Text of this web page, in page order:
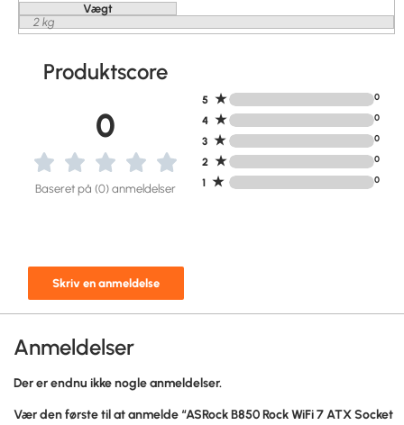
Vægt
2 kg
Produktscore
0
Baseret på (0) anmeldelser
Skriv en anmeldelse
5 ★ 0
4 ★ 0
3 ★ 0
2 ★ 0
1 ★ 0
Anmeldelser
Der er endnu ikke nogle anmeldelser.
Vær den første til at anmelde “ASRock B850 Rock WiFi 7 ATX Socket